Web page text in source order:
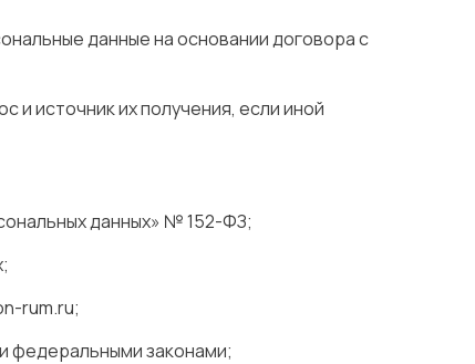
данные на основании договора с
и источник их получения, если иной
данных» № 152-ФЗ;
rum.ru;
федеральными законами;